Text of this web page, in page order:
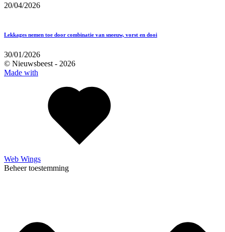
20/04/2026
Lekkages nemen toe door combinatie van sneeuw, vorst en dooi
30/01/2026
© Nieuwsbeest - 2026
Made with
Web Wings
Beheer toestemming